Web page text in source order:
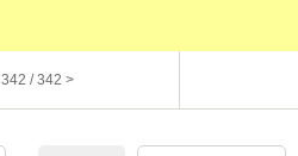
/ 342 >